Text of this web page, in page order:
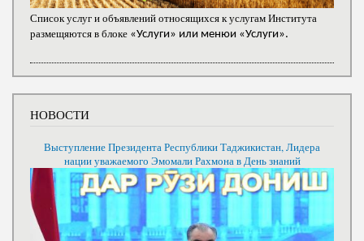
Список услуг и объявлений относящихся к услугам Института
размещяются в блоке «Услуги» или менюи «Услуги».
НОВОСТИ
Выступление Президента Республики Таджикистан, Лидера
нации уважаемого Эмомали Рахмона в День знаний